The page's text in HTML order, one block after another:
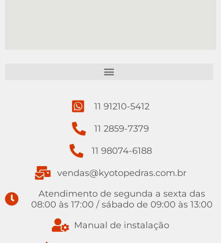
11 91210-5412
11 2859-7379
11 98074-6188
vendas@kyotopedras.com.br
Atendimento de segunda a sexta das
08:00 às 17:00 / sábado de 09:00 às 13:00
Manual de instalação